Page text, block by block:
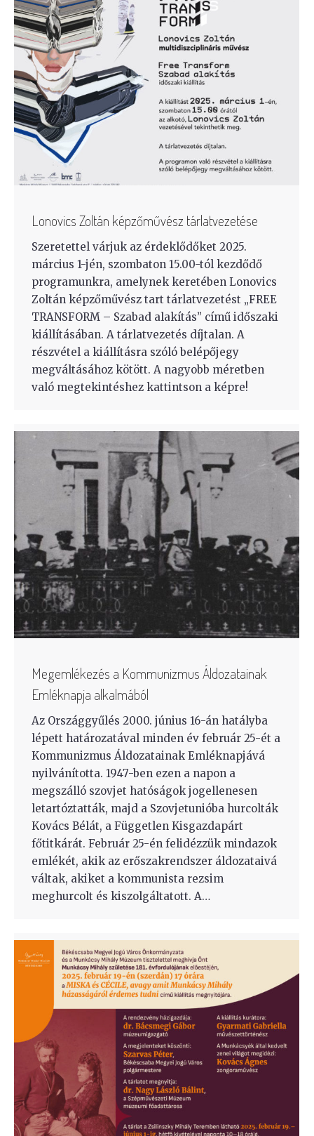
Lonovics Zoltán képzőművész tárlatvezetése
Szeretettel várjuk az érdeklődőket 2025.
március 1-jén, szombaton 15.00-tól kezdődő
programunkra, amelynek keretében Lonovics
Zoltán képzőművész tart tárlatvezetést „FREE
TRANSFORM – Szabad alakítás” című időszaki
kiállításában. A tárlatvezetés díjtalan. A
részvétel a kiállításra szóló belépőjegy
megváltásához kötött. A nagyobb méretben
való megtekintéshez kattintson a képre!
Megemlékezés a Kommunizmus Áldozatainak
Emléknapja alkalmából
Az Országgyűlés 2000. június 16-án hatályba
lépett határozatával minden év február 25-ét a
Kommunizmus Áldozatainak Emléknapjává
nyilvánította. 1947-ben ezen a napon a
megszálló szovjet hatóságok jogellenesen
letartóztatták, majd a Szovjetunióba hurcolták
Kovács Bélát, a Független Kisgazdapárt
főtitkárát. Február 25-én felidézzük mindazok
emlékét, akik az erőszakrendszer áldozataivá
váltak, akiket a kommunista rezsim
meghurcolt és kiszolgáltatott. A…